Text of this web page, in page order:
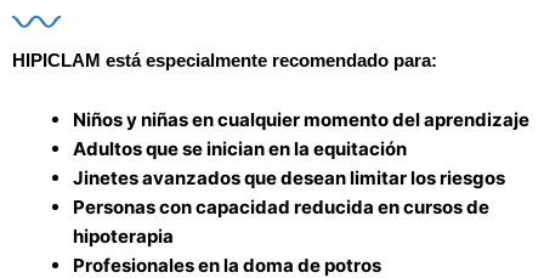
HIPICLAM estáespecialmente recomendado para:
Niños y niñas en cualquier momento del aprendizaje
Adultos que se inician en la equitación
Jinetes avanzados que desean limitar los riesgos
Personas con capacidad reducida en cursos de
hipoterapia
Profesionales en la doma de potros